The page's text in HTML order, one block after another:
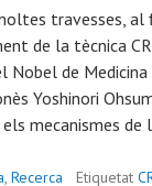
travesses,
de la tècnica
Nobel de
Yoshinori
mecanismes de
, Recerca Etiquetat